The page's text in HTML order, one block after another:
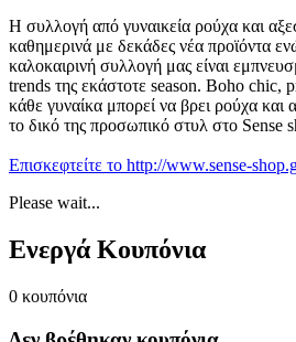
H συλλογή από γυναικεία ρούχα και
καθημερινά με δεκάδες νέα προϊόντα
καλοκαιρινή συλλογή μας είναι
trends της εκάστοτε season. Boho chic,
κάθε γυναίκα μπορεί να βρει ρούχα
το δικό της προσωπικό στυλ στο Sense
Επισκεφτείτε το http://www.sense-
Please wait...
Ενεργά Κουπόνια
0 κουπόνια